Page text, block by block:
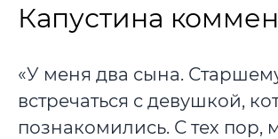
Капустина
«У меня два сына.
встречаться с девушкой,
познакомились. С тех пор,